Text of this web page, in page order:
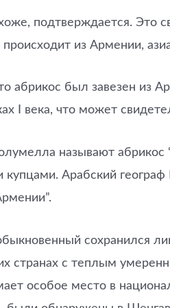
подтверждается. Это
происходит из Армении,
абрикос был завезен
I века, что может
называют абрикос
Арабский
сохранился
странах с теплым
особое место в